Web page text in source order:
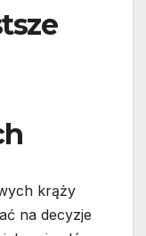
krąży
na decyzje